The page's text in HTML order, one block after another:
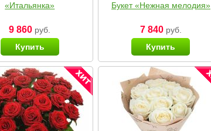
«Итальянка»
9 860 руб.
Купить
Букет «Нежная мелодия»
7 840руб.
Купить